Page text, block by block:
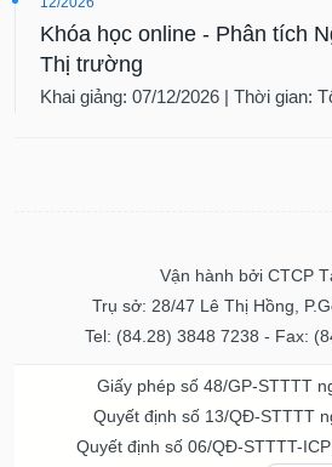
Khóa học online - Phân tích
Thị trường
Khai giảng: 07/12/2026 | Thời gian:
Vận hành bởi CTCP
Trụ sở: 28/47 Lê Thị Hồng,
Tel: (84.28) 3848 7238 - Fax:
Giấy phép số 48/GP-STTTT
Quyết định số 13/QĐ-STTTT
Quyết định số 06/QĐ-STTTT-